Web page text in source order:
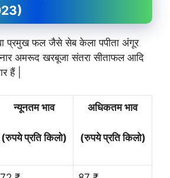
प्रमुख फल जैसे सेब केला पपीता अंगूर
अमरूद खरबूजा संतरा सीताफल आदि
हैं |
न्यूनतम भाव
(रुपये प्रति किलो)
अधिकतम भाव
(रुपये प्रति किलो)